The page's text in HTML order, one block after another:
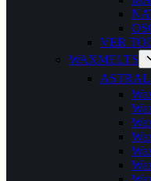
VER
WAXMELTS
ASTRAL